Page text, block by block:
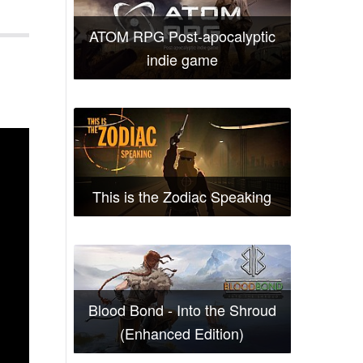
ATOM RPG Post-apocalyptic
indie game
This is the Zodiac Speaking
Blood Bond - Into the Shroud
(Enhanced Edition)